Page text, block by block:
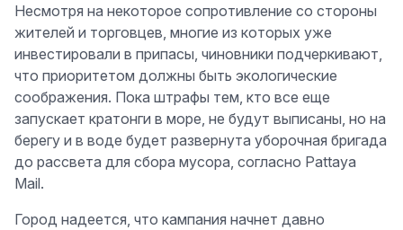
Несмотря на некоторое сопротивление со стороны
жителей и торговцев, многие из которых уже
инвестировали в припасы, чиновники подчеркивают,
что приоритетом должны быть экологические
соображения. Пока штрафы тем, кто все еще
запускает кратонги в море, не будут выписаны, но на
берегу и в воде будет развернута уборочная бригада
до рассвета для сбора мусора, согласно Pattaya
Mail.
Город надеется, что кампания начнет давно